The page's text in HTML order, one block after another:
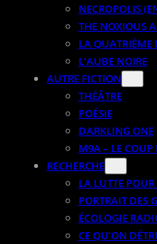
NECROPOLIS
THE NOXIOUS
LA
L’AUBE NOIRE
AUTRE FICTION
THÉÂTRE
POÉSIE
DARKLING ONE
M9A – LE COUP
RECHERCHE
LA LUTTE
PORTRAIT DES
ÉCOLOGIE
CE QU’ON